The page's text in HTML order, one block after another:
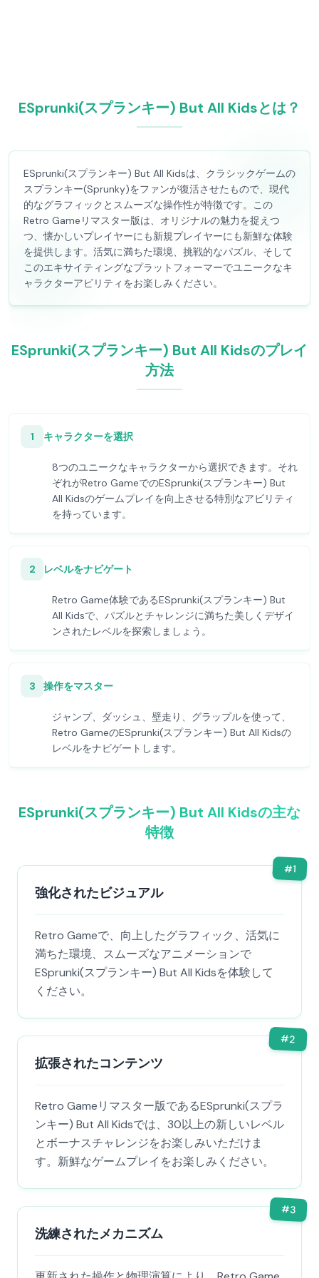
ESprunki(スプランキー) But All Kidsとは？
ESprunki(スプランキー) But All Kidsは、クラシックゲームの
スプランキー(Sprunky)をファンが復活させたもので、現代
的なグラフィックとスムーズな操作性が特徴です。この
Retro Gameリマスター版は、オリジナルの魅力を捉えつ
つ、懐かしいプレイヤーにも新規プレイヤーにも新鮮な体験
を提供します。活気に満ちた環境、挑戦的なパズル、そして
このエキサイティングなプラットフォーマーでユニークなキ
ャラクターアビリティをお楽しみください。
ESprunki(スプランキー) But All Kidsのプレイ
方法
1 キャラクターを選択
8つのユニークなキャラクターから選択できます。それ
ぞれがRetro GameでのESprunki(スプランキー) But
All Kidsのゲームプレイを向上させる特別なアビリティ
を持っています。
2 レベルをナビゲート
Retro Game体験であるESprunki(スプランキー) But
All Kidsで、パズルとチャレンジに満ちた美しくデザイ
ンされたレベルを探索しましょう。
3 操作をマスター
ジャンプ、ダッシュ、壁走り、グラップルを使って、
Retro GameのESprunki(スプランキー) But All Kidsの
レベルをナビゲートします。
ESprunki(スプランキー) But All Kidsの主な
特徴
#1
強化されたビジュアル
Retro Gameで、向上したグラフィック、活気に
満ちた環境、スムーズなアニメーションで
ESprunki(スプランキー) But All Kidsを体験して
ください。
#2
拡張されたコンテンツ
Retro Gameリマスター版であるESprunki(スプラ
ンキー) But All Kidsでは、30以上の新しいレベル
とボーナスチャレンジをお楽しみいただけま
す。新鮮なゲームプレイをお楽しみください。
#3
洗練されたメカニズム